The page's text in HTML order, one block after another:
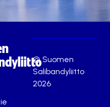
© Suomen
Salibandyliitto
2026